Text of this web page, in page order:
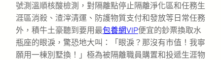
號測溫順核酸檢測，對隔離點停止隔離淨化區和任務生
涯區消殺、渣滓清運、防護物質支付和發放等日常任務
外，積牛土豪聽到要用最包養網VIP便宜的鈔票換取水
瓶座的眼淚，驚恐地大叫：「眼淚？那沒有市值！我寧
願用一棟別墅換！」極為被隔離職員購置和投遞生涯物